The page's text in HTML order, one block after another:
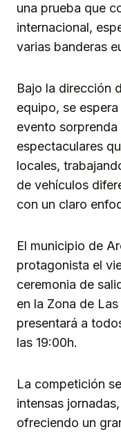
una prueba que
internacional,
varias banderas
Bajo la dirección
equipo, se
evento
espectaculares
locales,
de vehículos
con un claro
El municipio de
protagonista el
ceremonia de
en la Zona de
presentará a
las 19:00h.
La competición
intensas
ofreciendo un